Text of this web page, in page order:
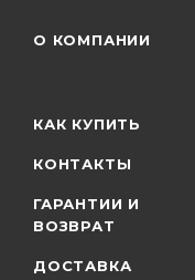
О КОМПАНИИ
КАК КУПИТЬ
КОНТАКТЫ
ГАРАНТИИ И
ВОЗВРАТ
ДОСТАВКА